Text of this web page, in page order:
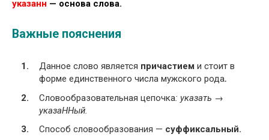
указанн — основа слова.
Важные пояснения
Данное слово является причастием и стоит в
форме единственного числа мужского рода.
Словообразовательная цепочка: указать →
указаННый.
Способ словообразования — суффиксальный.